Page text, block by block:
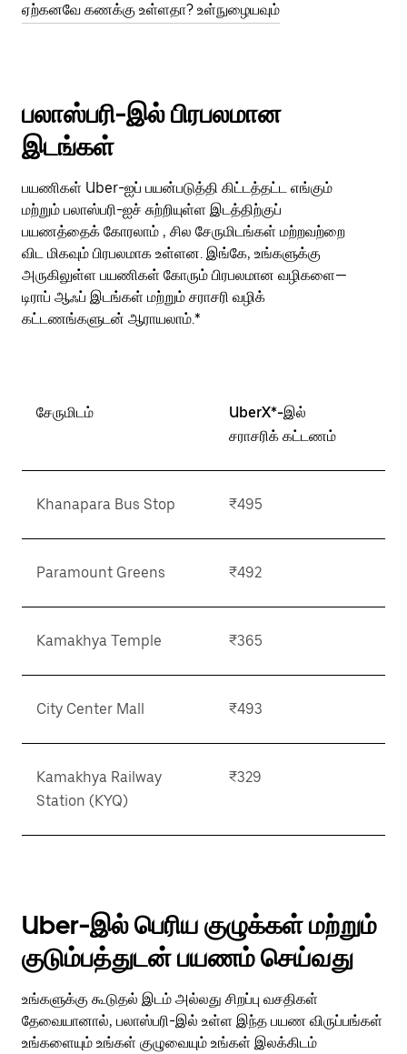
ஏற்கனவே கணக்கு உள்ளதா? உள்நுழையவும்
பலாஸ்பரி-இல் பிரபலமான
இடங்கள்
பயணிகள் Uber-ஐப் பயன்படுத்தி கிட்டத்தட்ட எங்கும்
மற்றும் பலாஸ்பரி-ஐச் சுற்றியுள்ள இடத்திற்குப்
பயணத்தைக் கோரலாம் , சில சேருமிடங்கள் மற்றவற்றை
விட மிகவும் பிரபலமாக உள்ளன. இங்கே, உங்களுக்கு
அருகிலுள்ள பயணிகள் கோரும் பிரபலமான வழிகளை—
டிராப் ஆஃப் இடங்கள் மற்றும் சராசரி வழிக்
கட்டணங்களுடன் ஆராயலாம்.*
சேருமிடம்
UberX*-இல்
சராசரிக் கட்டணம்
Khanapara Bus Stop ₹495
Paramount Greens ₹492
Kamakhya Temple ₹365
City Center Mall ₹493
Kamakhya Railway
Station (KYQ)
₹329
Uber-இல் பெரிய குழுக்கள் மற்றும்
குடும்பத்துடன் பயணம் செய்வது
உங்களுக்கு கூடுதல் இடம் அல்லது சிறப்பு வசதிகள்
தேவையானால், பலாஸ்பரி-இல் உள்ள இந்த பயண விருப்பங்கள்
உங்களையும் உங்கள் குழுவையும் உங்கள் இலக்கிடம்